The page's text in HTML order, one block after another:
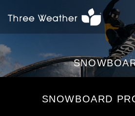
SNOWBOARD